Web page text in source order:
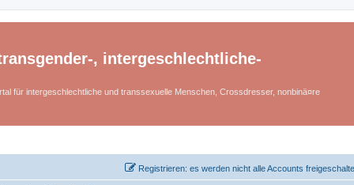
, intergeschlechtliche-
für intergeschlechtliche und transsexuelle Menschen, Crossdresser, nonbinä¤re
Registrieren: es werden nicht alle Accounts